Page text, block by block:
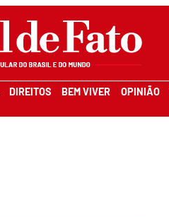
DIREITOS BEM VIVER OPINIÃO